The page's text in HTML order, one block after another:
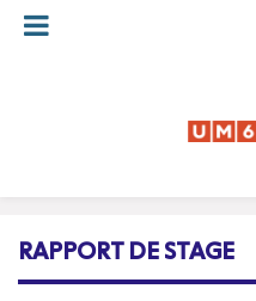
RAPPORT DE STAGE